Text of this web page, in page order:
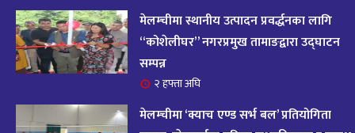
१४ आज २०८२ साल भदौ १६ गते सोमबारको राशिफल
११ महिना अघि
१५
आजको राशिफल : २०८२ भदौ १२ गते बिहीवार, २८
अगस्ट २०२५
११ महिना अघि
मेलम्चीमा स्थानीय उत्पादन प्रवर्द्धनका लागि
“कोशेलीघर” नगरप्रमुख तामाङद्वारा उद्घाटन
सम्पन्न
२ हफ्ता अघि
मेलम्चीमा ‘क्याच एण्ड सर्भ बल’ प्रतियोगिता